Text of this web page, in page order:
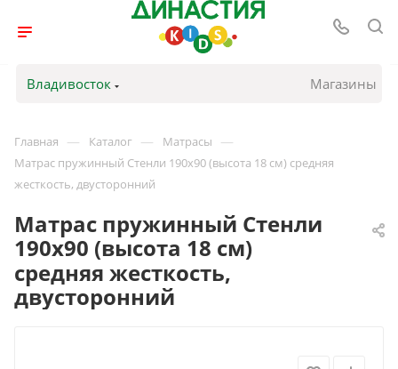
Владивосток Магазины
Главная — Каталог — Матрасы —
Матрас пружинный Стенли 190х90 (высота 18 см) средняя
жесткость, двусторонний
Матрас пружинный Стенли
190х90 (высота 18 см)
средняя жесткость,
двусторонний